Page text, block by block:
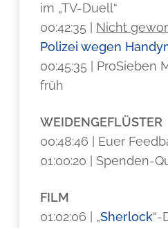
im „TV-Duell“
00:42:35 | Nicht
Polizei wegen
00:45:35 | ProSieben
früh
WEIDENGEFLÜSTER
00:48:46 | Euer
01:00:20 | Spenden-
FILM
01:02:06 | „Sherlock“-